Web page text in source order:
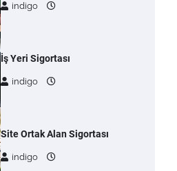
indigo
İş Yeri Sigortası
indigo
Site Ortak Alan Sigortası
indigo